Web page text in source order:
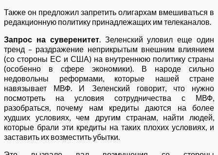
Также он предложил запретить олигархам вмешиваться в
редакционную политику принадлежащих им телеканалов.
Запрос на суверенитет. Зеленский уловил еще один
тренд – раздражение неприкрытым внешним влиянием
(со стороны ЕС и США) на внутреннюю политику страны
(особенно в сфере экономики). В народе сильно
недовольны реформами, которые нашей стране
навязывает МВФ. И Зеленский говорит, что нужно
посмотреть на условия сотрудничества с МВФ,
разобраться, почему нам кредиты даются на более
худших условиях, чем другим странам, найти людей,
которые брали эти кредиты на таких плохих условиях, и
заставить их возместить убытки.